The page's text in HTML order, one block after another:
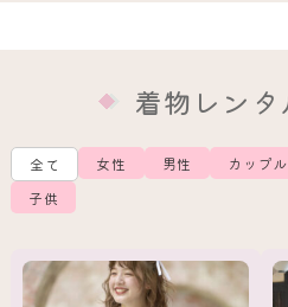
着物レン
全て 女性 男性 カップル
子供